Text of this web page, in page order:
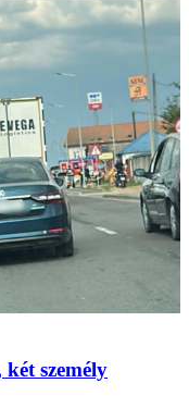
személy